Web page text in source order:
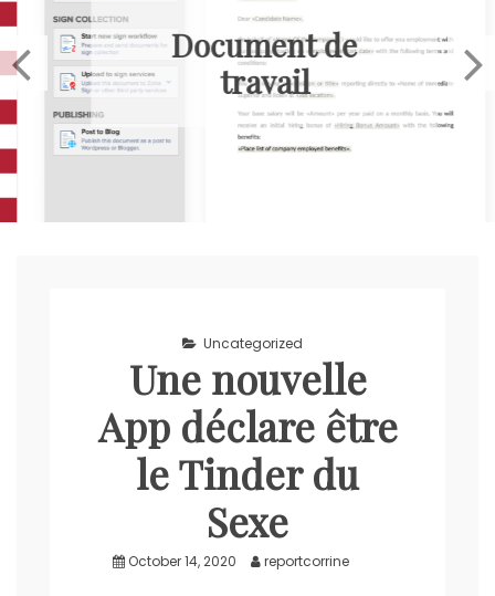
Document de
travail
Uncategorized
Une nouvelle
App déclare être
le Tinder du
Sexe
October 14, 2020 reportcorrine